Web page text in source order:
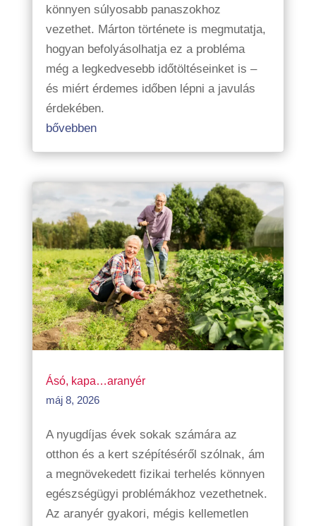
könnyen súlyosabb panaszokhoz
vezethet. Márton története is megmutatja,
hogyan befolyásolhatja ez a probléma
még a legkedvesebb időtöltéseinket is –
és miért érdemes időben lépni a javulás
érdekében.
bővebben
Ásó, kapa…aranyér
máj 8, 2026
A nyugdíjas évek sokak számára az
otthon és a kert szépítéséről szólnak, ám
a megnövekedett fizikai terhelés könnyen
egészségügyi problémákhoz vezethetnek.
Az aranyér gyakori, mégis kellemetlen